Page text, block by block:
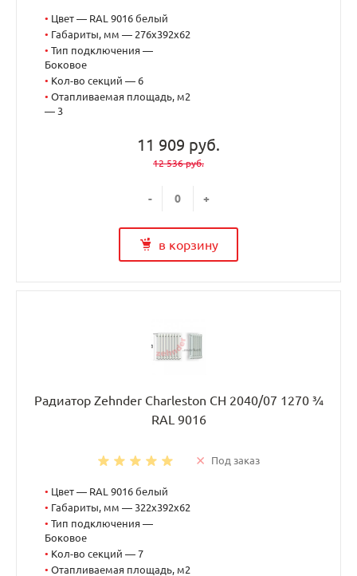
• Цвет — RAL 9016 белый
• Габариты, мм — 276x392x62
• Тип подключения —
Боковое
• Кол-во секций — 6
• Отапливаемая площадь, м2
— 3
11 909 руб.
12 536 руб.
- +
в корзину
Радиатор Zehnder Charleston CH 2040/07 1270 ¾
RAL 9016
Под заказ
• Цвет — RAL 9016 белый
• Габариты, мм — 322x392x62
• Тип подключения —
Боковое
• Кол-во секций — 7
• Отапливаемая площадь, м2